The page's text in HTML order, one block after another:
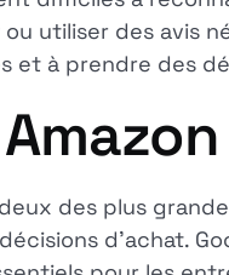
utiliser des avis
et à prendre des
des plus
d'achat.